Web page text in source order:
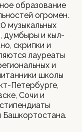
образование
огромен.
музыкальных
думбыры и кыл-
скрипки и
лауреаты
и
школы
Петербурге,
Сочи и
Башкортостана.